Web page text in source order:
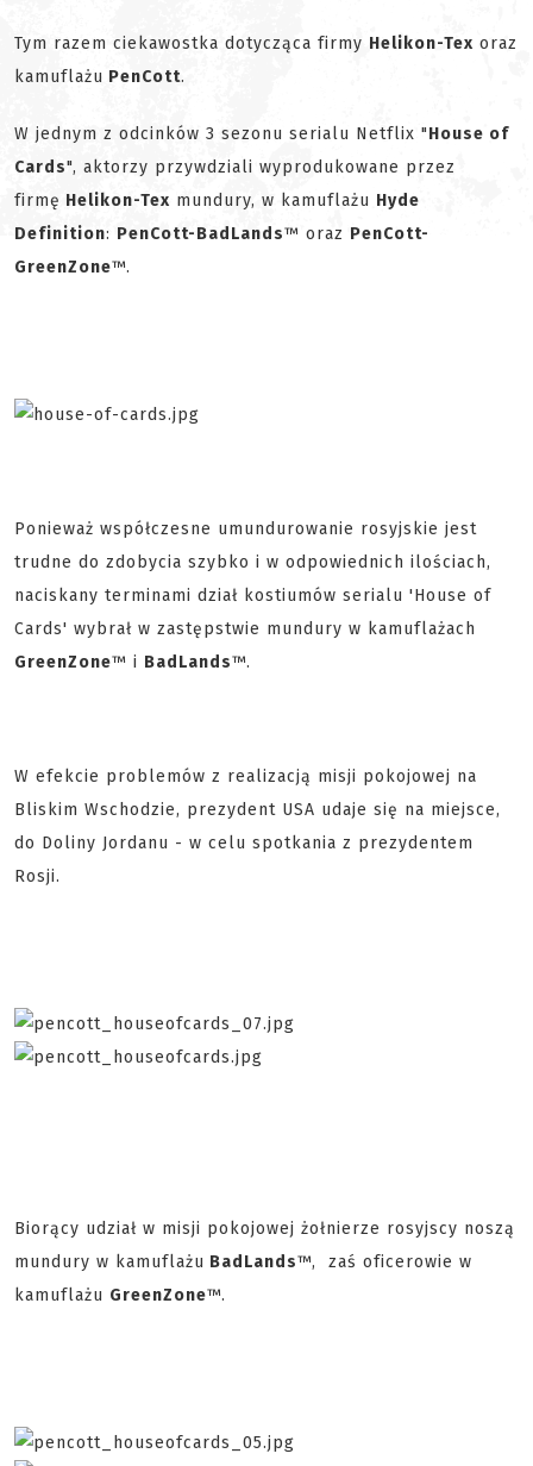
Tym razem ciekawostka dotycząca firmy Helikon-Tex oraz
kamuflażu PenCott.
W jednym z odcinków 3 sezonu serialu Netflix "House of
Cards", aktorzy przywdziali wyprodukowane przez
firmę Helikon-Tex mundury, w kamuflażu Hyde
Definition: PenCott-BadLands™ oraz PenCott-
GreenZone™.
Ponieważ współczesne umundurowanie rosyjskie jest
trudne do zdobycia szybko i w odpowiednich ilościach,
naciskany terminami dział kostiumów serialu 'House of
Cards' wybrał w zastępstwie mundury w kamuflażach
GreenZone™ i BadLands™.
W efekcie problemów z realizacją misji pokojowej na
Bliskim Wschodzie, prezydent USA udaje się na miejsce,
do Doliny Jordanu - w celu spotkania z prezydentem
Rosji.
Biorący udział w misji pokojowej żołnierze rosyjscy noszą
mundury w kamuflażu BadLands™, zaś oficerowie w
kamuflażu GreenZone™.